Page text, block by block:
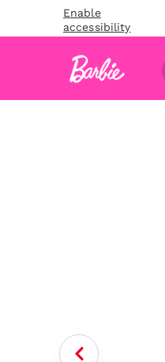
Enable
accessibility